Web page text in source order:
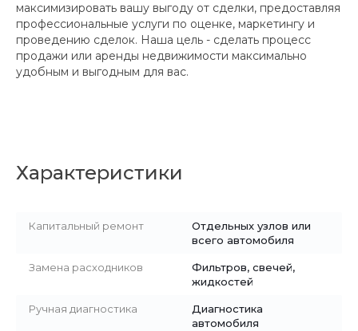
максимизировать вашу выгоду от сделки, предоставляя
профессиональные услуги по оценке, маркетингу и
проведению сделок. Наша цель - сделать процесс
продажи или аренды недвижимости максимально
удобным и выгодным для вас.
Характеристики
Капитальный ремонт
Отдельных узлов или
всего автомобиля
Замена расходников
Фильтров, свечей,
жидкостей
Ручная диагностика
Диагностика
автомобиля